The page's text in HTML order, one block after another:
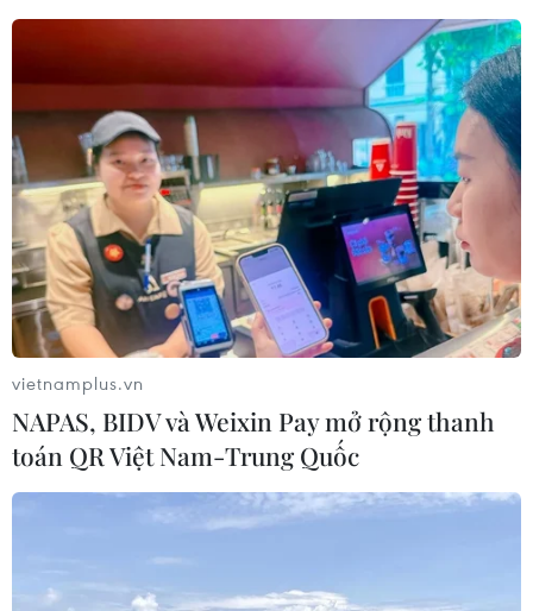
vietnamplus.vn
NAPAS, BIDV và Weixin Pay mở rộng thanh
toán QR Việt Nam-Trung Quốc